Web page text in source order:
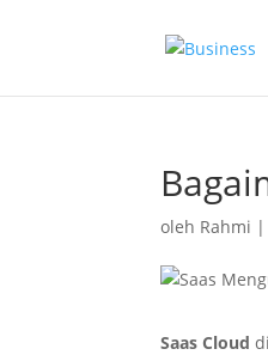
oleh Rahmi
Saas Cloud